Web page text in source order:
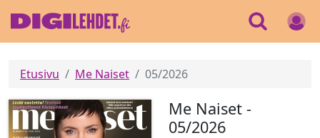
Etusivu Me Naiset 05/2026
Me Naiset -
05/2026